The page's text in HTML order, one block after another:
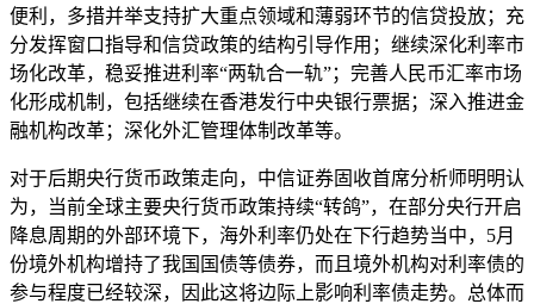
便利，多措并举支持扩大重点领域和薄弱环节的信贷投放；充
分发挥窗口指导和信贷政策的结构引导作用；继续深化利率市
场化改革，稳妥推进利率“两轨合一轨”；完善人民币汇率市场
化形成机制，包括继续在香港发行中央银行票据；深入推进金
融机构改革；深化外汇管理体制改革等。
对于后期央行货币政策走向，中信证券固收首席分析师明明认
为，当前全球主要央行货币政策持续“转鸽”，在部分央行开启
降息周期的外部环境下，海外利率仍处在下行趋势当中，5月
份境外机构增持了我国国债等债券，而且境外机构对利率债的
参与程度已经较深，因此这将边际上影响利率债走势。总体而